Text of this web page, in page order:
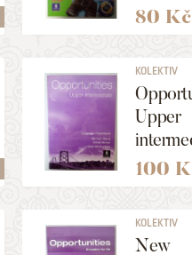
80 Kč
KOLEKTIV
Upper
100
KOLEKTIV
New